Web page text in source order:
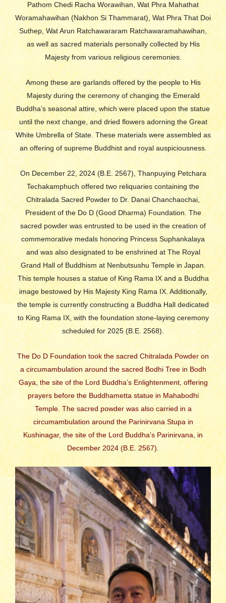
Pathom Chedi Racha Worawihan, Wat Phra Mahathat
Woramahawihan (Nakhon Si Thammarat), Wat Phra That Doi
Suthep, Wat Arun Ratchawararam Ratchawaramahawihan,
as well as sacred materials personally collected by His
Majesty from various religious ceremonies.
Among these are garlands offered by the people to His
Majesty during the ceremony of changing the Emerald
Buddha’s seasonal attire, which were placed upon the statue
until the next change, and dried flowers adorning the Great
White Umbrella of State. These materials were assembled as
an offering of supreme Buddhist and royal auspiciousness.
On December 22, 2024 (B.E. 2567), Thanpuying Petchara
Techakamphuch offered two reliquaries containing the
Chitralada Sacred Powder to Dr. Danai Chanchaochai,
President of the Do D (Good Dharma) Foundation. The
sacred powder was entrusted to be used in the creation of
commemorative medals honoring Princess Suphankalaya
and was also designated to be enshrined at The Royal
Grand Hall of Buddhism at Nenbutsushu Temple in Japan.
This temple houses a statue of King Rama IX and a Buddha
image bestowed by His Majesty King Rama IX. Additionally,
the temple is currently constructing a Buddha Hall dedicated
to King Rama IX, with the foundation stone-laying ceremony
scheduled for 2025 (B.E. 2568).
The Do D Foundation took the sacred Chitralada Powder on
a circumambulation around the sacred Bodhi Tree in Bodh
Gaya, the site of the Lord Buddha’s Enlightenment, offering
prayers before the Buddhametta statue in Mahabodhi
Temple. The sacred powder was also carried in a
circumambulation around the Parinirvana Stupa in
Kushinagar, the site of the Lord Buddha’s Parinirvana, in
December 2024 (B.E. 2567).